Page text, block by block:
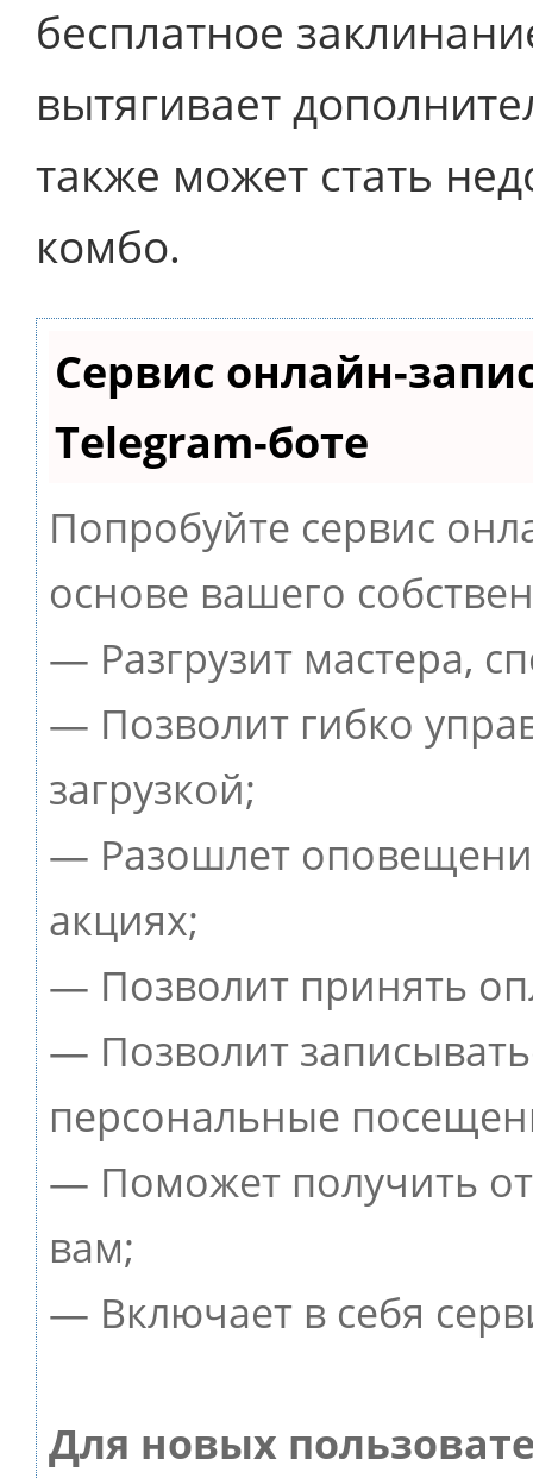
бесплатное
вытягивает
также может стать
комбо.
Сервис онлайн-
Telegram-боте
Попробуйте сервис
основе вашего
— Разгрузит мастера,
— Позволит гибко
загрузкой;
— Разошлет
акциях;
— Позволит принять
— Позволит
персональные
— Поможет получить
вам;
— Включает в себя
Для новых